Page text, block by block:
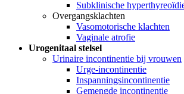
Subklinische
Overgangsklachten
Vasomotorische klachten
Vaginale atrofie
Urogenitaal stelsel
Urinaire incontinentie bij vrouwen
Urge-incontinentie
Inspanningsincontinentie
Gemengde incontinentie